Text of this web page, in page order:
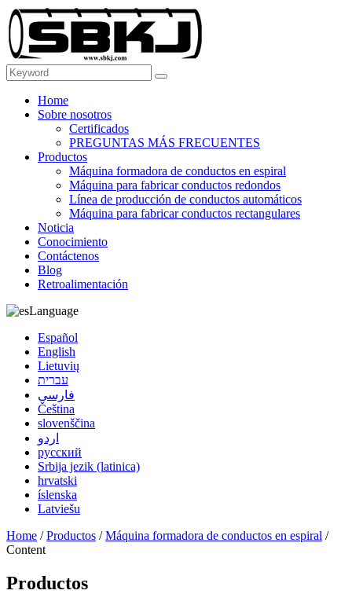
Home
Sobre nosotros
Certificados
PREGUNTAS MÁS FRECUENTES
Productos
Máquina formadora de conductos en espiral
Máquina para fabricar conductos redondos
Línea de producción de conductos automáticos
Máquina para fabricar conductos rectangulares
Noticia
Conocimiento
Contáctenos
Blog
Retroalimentación
Language
Español
English
Lietuvių
עברית
فارسی
Čeština
slovenščina
اردو
русский
Srbija jezik (latinica)
hrvatski
íslenska
Latviešu
Home /Productos /Máquina formadora de conductos en espiral /
Content
Productos